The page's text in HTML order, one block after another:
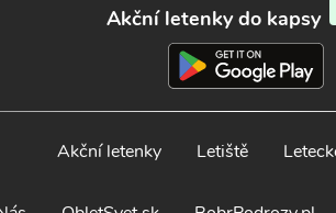
Akční letenky do kapsy
Akční letenky Letiště